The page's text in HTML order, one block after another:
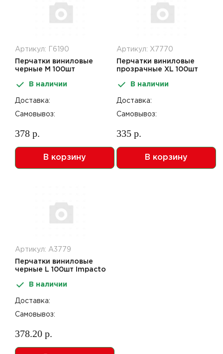
Артикул: Г6190
Перчатки виниловые
черные M 100шт
В наличии
Доставка:
Самовывоз:
378 р.
В корзину
Артикул: Х7770
Перчатки виниловые
прозрачные XL 100шт
В наличии
Доставка:
Самовывоз:
335 р.
В корзину
Артикул: А3779
Перчатки виниловые
черные L 100шт Impacto
В наличии
Доставка:
Самовывоз:
378.20 р.